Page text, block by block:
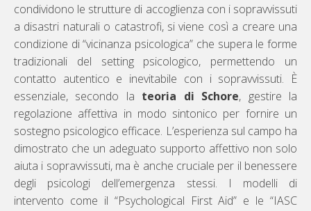
condividono le strutture di accoglienza con i sopravvissuti
a disastri naturali o catastrofi, si viene così a creare una
condizione di “vicinanza psicologica” che supera le forme
tradizionali del setting psicologico, permettendo un
contatto autentico e inevitabile con i sopravvissuti. È
essenziale, secondo la teoria di Schore, gestire la
regolazione affettiva in modo sintonico per fornire un
sostegno psicologico efficace. L’esperienza sul campo ha
dimostrato che un adeguato supporto affettivo non solo
aiuta i sopravvissuti, ma è anche cruciale per il benessere
degli psicologi dell’emergenza stessi. I modelli di
intervento come il “Psychological First Aid” e le “IASC